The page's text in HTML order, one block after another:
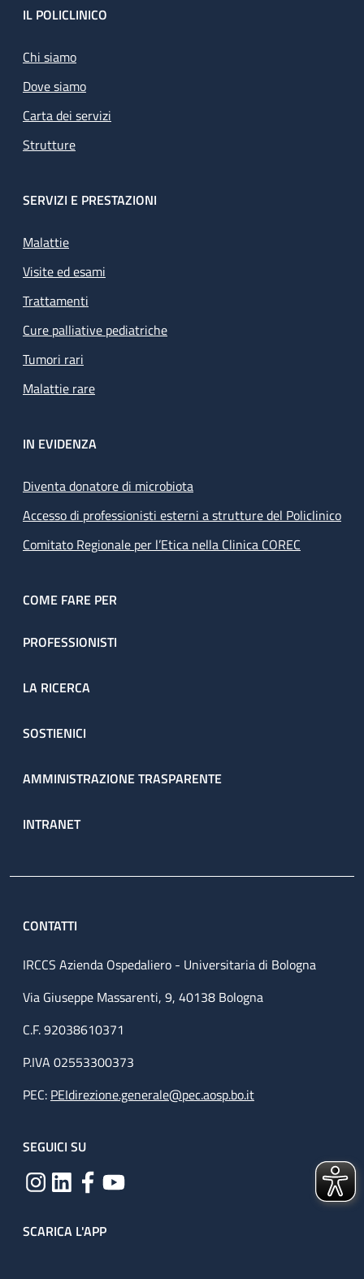
Footer
IL POLICLINICO
Chi siamo
Dove siamo
Carta dei servizi
Strutture
SERVIZI E PRESTAZIONI
Malattie
Visite ed esami
Trattamenti
Cure palliative pediatriche
Tumori rari
Malattie rare
IN EVIDENZA
Diventa donatore di microbiota
Accesso di professionisti esterni a strutture del Policlinico
Comitato Regionale per l’Etica nella Clinica COREC
COME FARE PER
PROFESSIONISTI
LA RICERCA
SOSTIENICI
AMMINISTRAZIONE TRASPARENTE
INTRANET
CONTATTI
IRCCS Azienda Ospedaliero - Universitaria di Bologna
Via Giuseppe Massarenti, 9, 40138 Bologna
C.F. 92038610371
P.IVA 02553300373
PEC: PEIdirezione.generale@pec.aosp.bo.it
SEGUICI SU
SCARICA L'APP